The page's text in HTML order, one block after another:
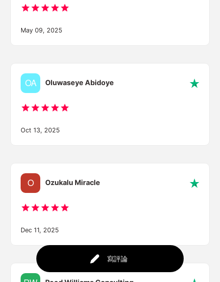
寫評論
May 09, 2025
Oluwaseye Abidoye
Oct 13, 2025
Ozukalu Miracle
Dec 11, 2025